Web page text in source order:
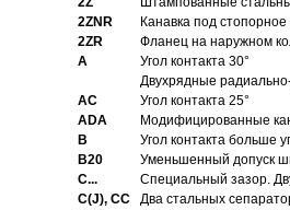
2ZNR
Канавка под
2ZR
Фланец на наружном
A
Угол контакта 30°
Двухрядные
AC
Угол контакта 25°
ADA
Модифицированные
B
Угол контакта больше
B20
Уменьшенный допуск
C...
Специальный зазор.
C(J), CC
Два стальных